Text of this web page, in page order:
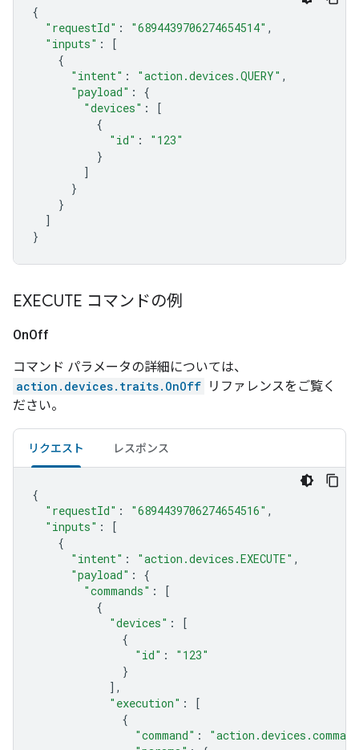
{
"requestId" : "6894439706274654514" ,
"inputs" :
[
{
"intent" : "action.devices.QUERY" ,
"payload" :
{
"devices" :
[
{
"id" :
"123"
}
]
}
}
]
}
EXECUTE コマンドの例
OnOff
コマンド パラメータの詳細については、
action.devices.traits.OnOff リファレンスをご覧く
ださい。
リクエスト レスポンス
{
"requestId" : "6894439706274654516" ,
"inputs" :
[
{
"intent" : "action.devices.EXECUTE" ,
"payload" :
{
"commands" :
[
{
"devices" :
[
{
"id" :
"123"
}
],
"execution" :
[
{
"command" :